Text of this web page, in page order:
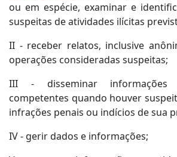
ou em espécie, examinar e
suspeitas de atividades ilícitas
II - receber relatos, inclusive
operações consideradas suspeitas;
III - disseminar informações
competentes quando houver
infrações penais ou indícios de sua
IV - gerir dados e informações;